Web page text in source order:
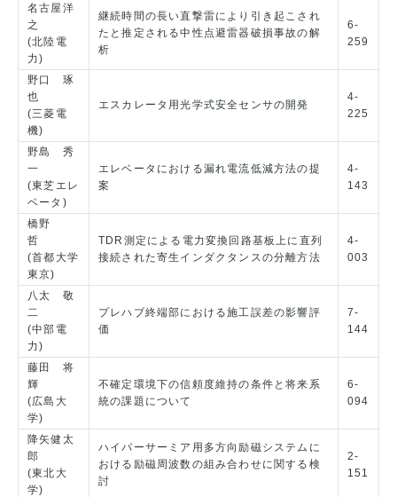
名古屋洋
之
(北陸電
力)
継続時間の長い直撃雷により引き起こされ
たと推定される中性点避雷器破損事故の解
析
6-
259
野口 琢
也
(三菱電
機)
エスカレータ用光学式安全センサの開発
4-
225
野島 秀
一
(東芝エレ
ベータ)
エレベータにおける漏れ電流低減方法の提
案
4-
143
橋野
哲
(首都大学
東京)
TDR測定による電力変換回路基板上に直列
接続された寄生インダクタンスの分離方法
4-
003
八太 敬
二
(中部電
力)
プレハブ終端部における施工誤差の影響評
価
7-
144
藤田 将
輝
(広島大
学)
不確定環境下の信頼度維持の条件と将来系
統の課題について
6-
094
降矢健太
郎
(東北大
学)
ハイパーサーミア用多方向励磁システムに
おける励磁周波数の組み合わせに関する検
討
2-
151